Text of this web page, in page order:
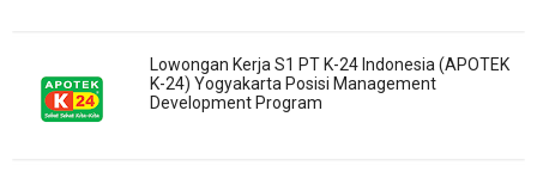
Lowongan Kerja S1 PT K-24 Indonesia (APOTEK
K-24) Yogyakarta Posisi Management
Development Program